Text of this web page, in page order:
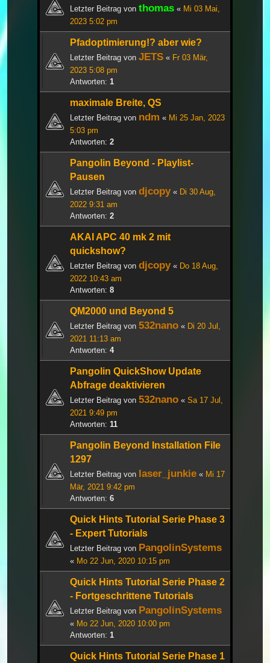
Letzter Beitrag von thomas « Mi 03 Mai,
2023 5:02 pm
Pfadoptimierung!? aber wie?
Letzter Beitrag von JETS « Fr 03 Mär,
2023 5:08 pm
Antworten: 1
maximale Breite, QS
Letzter Beitrag von ndm « Mi 25 Jan, 2023
5:03 pm
Antworten: 2
Pangolin Beyond - Playlist-
Pausen
Letzter Beitrag von djcopy« Di 30 Aug,
2022 9:31 am
Antworten: 2
AKAI APC 40 mk 2 mit
quickshow?
Letzter Beitrag von djcopy« Do 18 Aug,
2022 10:43 am
Antworten: 8
QM2000 und Beyond 5
Letzter Beitrag von 532nano « Di 20 Jul,
2021 11:13 am
Antworten: 4
Pangolin QuickShow Update
Abfrage deaktivieren
Letzter Beitrag von 532nano « Sa 17 Jul,
2021 9:49 pm
Antworten: 11
Pangolin Beyond Installation File
1297
Letzter Beitrag von laser_junkie « Mi 17
Mär, 2021 9:42 pm
Antworten: 6
Quick Hints Tutorial Serie Phase 3
- Expert Tutorials
Letzter Beitrag von PangolinSystems
« Mo 22 Jun, 2020 10:15 pm
Quick Hints Tutorial Serie Phase 2
- Fortgeschrittene Tutorials
Letzter Beitrag von PangolinSystems
« Mo 22 Jun, 2020 10:00 pm
Antworten: 1
Quick Hints Tutorial Serie Phase 1